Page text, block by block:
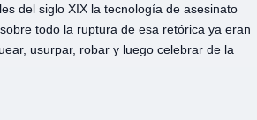
del siglo XIX la tecnología de asesinato
todo la ruptura de esa retórica ya eran
usurpar, robar y luego celebrar de la